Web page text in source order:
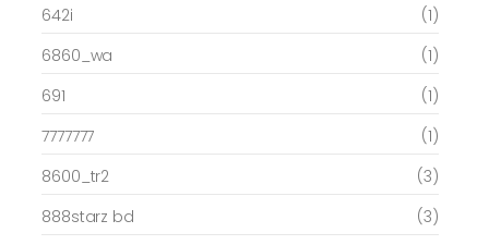
642i
(1)
6860_wa
(1)
691
(1)
7777777
(1)
8600_tr2
(3)
888starz bd
(3)